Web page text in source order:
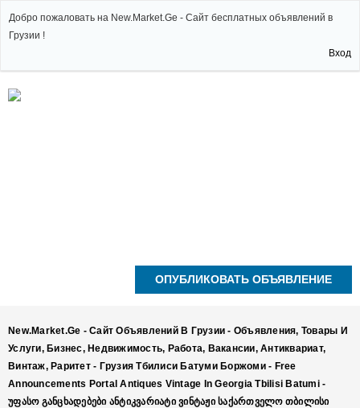
Добро пожаловать на New.Market.Ge - Сайт бесплатных объявлений в
Грузии !
Вход
ОПУБЛИКОВАТЬ ОБЪЯВЛЕНИЕ
New.Market.Ge - Сайт Объявлений В Грузии - Объявления, Товары И
Услуги, Бизнес, Недвижимость, Работа, Вакансии, Антиквариат,
Винтаж, Раритет - Грузия Тбилиси Батуми Боржоми - Free
Announcements Portal Antiques Vintage In Georgia Tbilisi Batumi -
Უფასო Განცხადებები Ანტიკვარიატი Ვინტაჟი Საქართველო Თბილისი